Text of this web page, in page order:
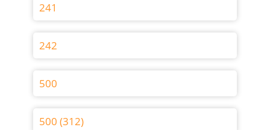
241
242
500
500 (312)